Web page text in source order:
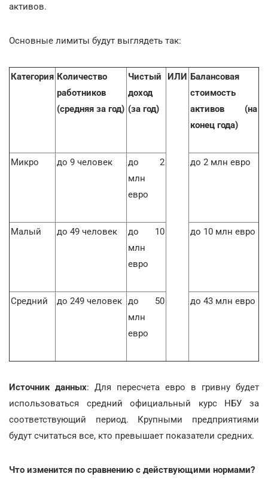
активов.
Основные лимиты будут выглядеть так:
Категория Количество
работников
(средняя за год)
Чистый
доход
(за год)
ИЛИ Балансовая
стоимость
активов (на
конец года)
Микро до 9 человек
до 2
млн
евро
до 2 млн евро
Малый до 49 человек
до 10
млн
евро
до 10 млн евро
Средний до 249 человек до 50
млн
евро
до 43 млн евро
Источник данных: Для пересчета евро в гривну будет
использоваться средний официальный курс НБУ за
соответствующий период. Крупными предприятиями
будут считаться все, кто превышает показатели средних.
Что изменится по сравнению с действующими нормами?